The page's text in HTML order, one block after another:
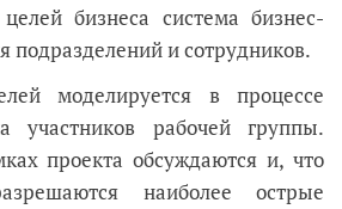
бизнеса система бизнес-
подразделений и сотрудников.
моделируется в процессе
участников рабочей группы.
проекта обсуждаются и, что
наиболее острые